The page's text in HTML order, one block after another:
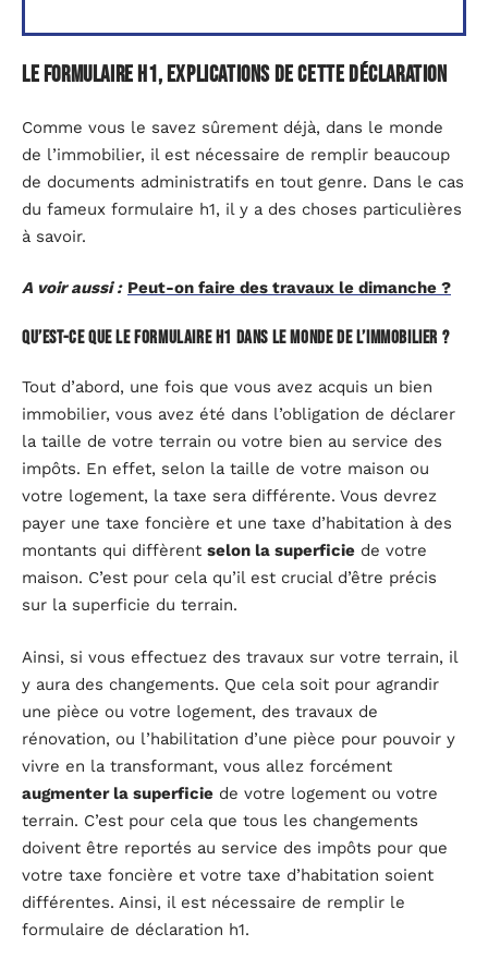
Le formulaire H1, explications de cette déclaration
Comme vous le savez sûrement déjà, dans le monde
de l’immobilier, il est nécessaire de remplir beaucoup
de documents administratifs en tout genre. Dans le cas
du fameux formulaire h1, il y a des choses particulières
à savoir.
A voir aussi : Peut-on faire des travaux le dimanche ?
Qu’est-ce que le formulaire h1 dans le monde de l’immobilier ?
Tout d’abord, une fois que vous avez acquis un bien
immobilier, vous avez été dans l’obligation de déclarer
la taille de votre terrain ou votre bien au service des
impôts. En effet, selon la taille de votre maison ou
votre logement, la taxe sera différente. Vous devrez
payer une taxe foncière et une taxe d’habitation à des
montants qui diffèrent selon la superficie de votre
maison. C’est pour cela qu’il est crucial d’être précis
sur la superficie du terrain.
Ainsi, si vous effectuez des travaux sur votre terrain, il
y aura des changements. Que cela soit pour agrandir
une pièce ou votre logement, des travaux de
rénovation, ou l’habilitation d’une pièce pour pouvoir y
vivre en la transformant, vous allez forcément
augmenter la superficie de votre logement ou votre
terrain. C’est pour cela que tous les changements
doivent être reportés au service des impôts pour que
votre taxe foncière et votre taxe d’habitation soient
différentes. Ainsi, il est nécessaire de remplir le
formulaire de déclaration h1.